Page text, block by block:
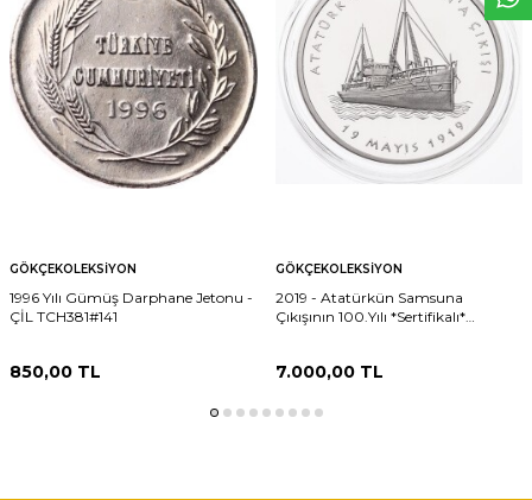
GÖKÇEKOLEKSIYON
1996 Yılı Gümüş Darphane Jetonu -
ÇİL TCH381#141
850,00 TL
GÖKÇEKOLEKSIYON
2019 - Atatürkün Samsuna
Çıkışının 100.Yılı *Sertifikalı*
7.000,00TL